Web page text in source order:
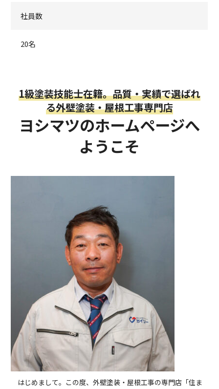
社員数
20名
1級塗装技能士在籍。品質・実績で選ばれ
る外壁塗装・屋根工事専門店
ヨシマツのホームページへ
ようこそ
はじめまして。この度、外壁塗装・屋根工事の専門店「住ま